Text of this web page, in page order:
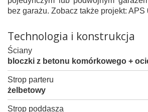
bez garażu. Zobacz także projekt: APS
Technologia i konstrukcja
Ściany
bloczki z betonu komórkowego +
Strop parteru
żelbetowy
Strop poddasza